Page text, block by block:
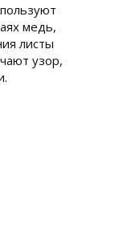
медь,
листы
узор,